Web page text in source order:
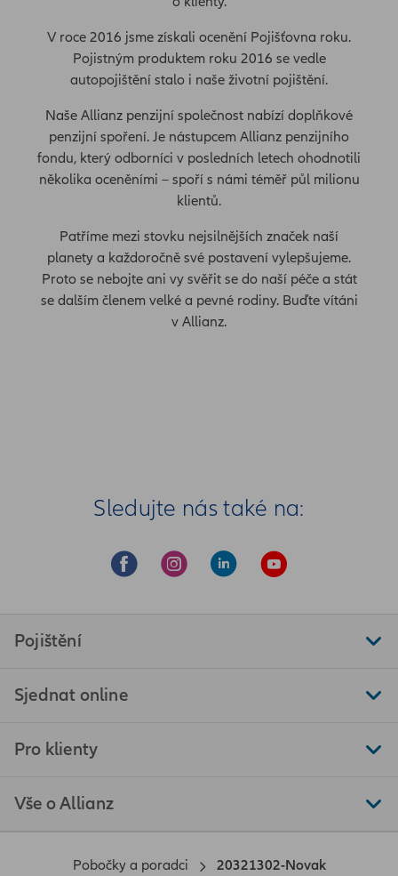
V roce 2016 jsme získali ocenění Pojišťovna roku.
Pojistným produktem roku 2016 se vedle
autopojištění stalo i naše životní pojištění.
Naše Allianz penzijní společnost nabízí doplňkové
penzijní spoření. Je nástupcem Allianz penzijního
fondu, který odborníci v posledních letech ohodnotili
několika oceněními – spoří s námi téměř půl milionu
klientů.
Patříme mezi stovku nejsilnějších značek naší
planety a každoročně své postavení vylepšujeme.
Proto se nebojte ani vy svěřit se do naší péče a stát
se dalším členem velké a pevné rodiny. Buďte vítáni
v Allianz.
Sledujte nás také na:
Pojištění
Sjednat online
Pro klienty
Vše o Allianz
Pobočky a poradci 20321302-Novak